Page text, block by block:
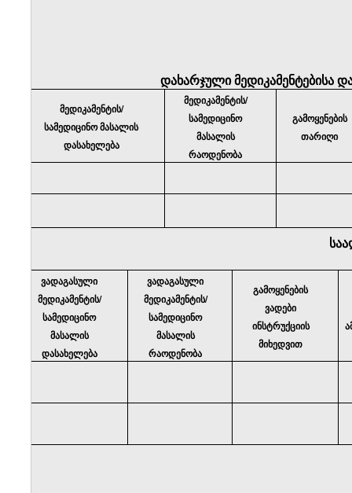
დახარჯული მედიკამენტებისა
მედიკამენტის/
სამედიცინო მასალის
დასახელება
მედიკამენტის/
სამედიცინო
მასალის
რაოდენობა
გამოყენების
თარიღი
ვადაგასული
მედიკამენტის/
სამედიცინო
მასალის
დასახელება
ვადაგასული
მედიკამენტის/
სამედიცინო
მასალის
რაოდენობა
გამოყენების
ვადები
ინსტრუქციის
მიხედვით